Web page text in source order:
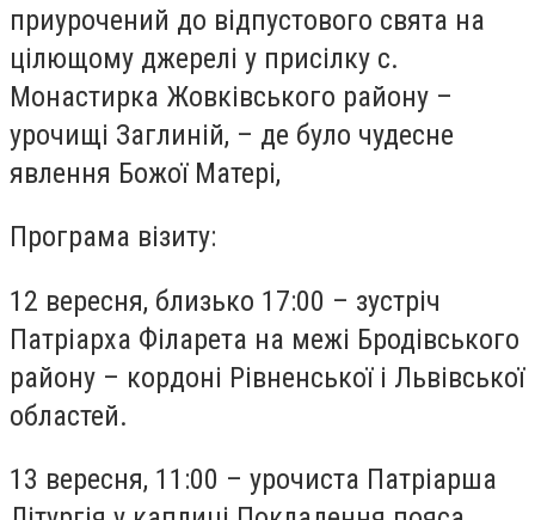
приурочений до відпустового свята на
цілющому джерелі у присілку с.
Монастирка Жовківського району –
урочищі Заглиній, – де було чудесне
явлення Божої Матері,
Програма візиту:
12 вересня, близько 17:00 – зустріч
Патріарха Філарета на межі Бродівського
району – кордоні Рівненської і Львівської
областей.
13 вересня, 11:00 – урочиста Патріарша